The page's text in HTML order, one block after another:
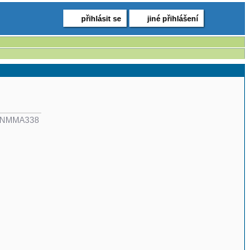
přihlásit se jiné přihlášení
NMMA338